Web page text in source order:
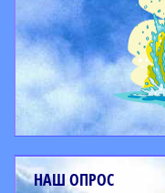
НАШ ОПРОС